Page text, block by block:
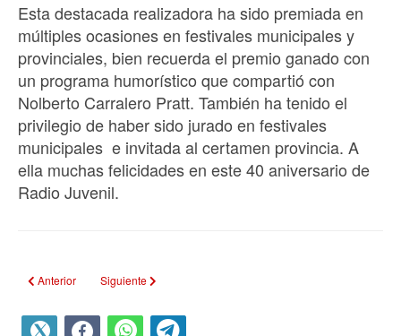
Esta destacada realizadora ha sido premiada en
múltiples ocasiones en festivales municipales y
provinciales, bien recuerda el premio ganado con
un programa humorístico que compartió con
Nolberto Carralero Pratt. También ha tenido el
privilegio de haber sido jurado en festivales
municipales e invitada al certamen provincia. A
ella muchas felicidades en este 40 aniversario de
Radio Juvenil.
Artículo anterior: 40 y palante
Anterior Artículo siguiente: Rogelia Segura una educadora muy
Siguiente